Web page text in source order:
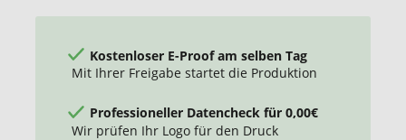
Kostenloser E-Proof am selben Tag
Mit Ihrer Freigabe startet die Produktion
Professioneller Datencheck für 0,00€
Wir prüfen Ihr Logo für den Druck